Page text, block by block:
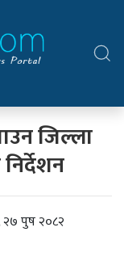
जिल्ला
पुष २०८२